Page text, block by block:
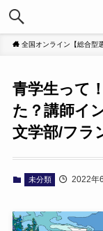
全国オンライン【総合型
青学生って
た？講師イ
文学部/フラ
未分類 2022年